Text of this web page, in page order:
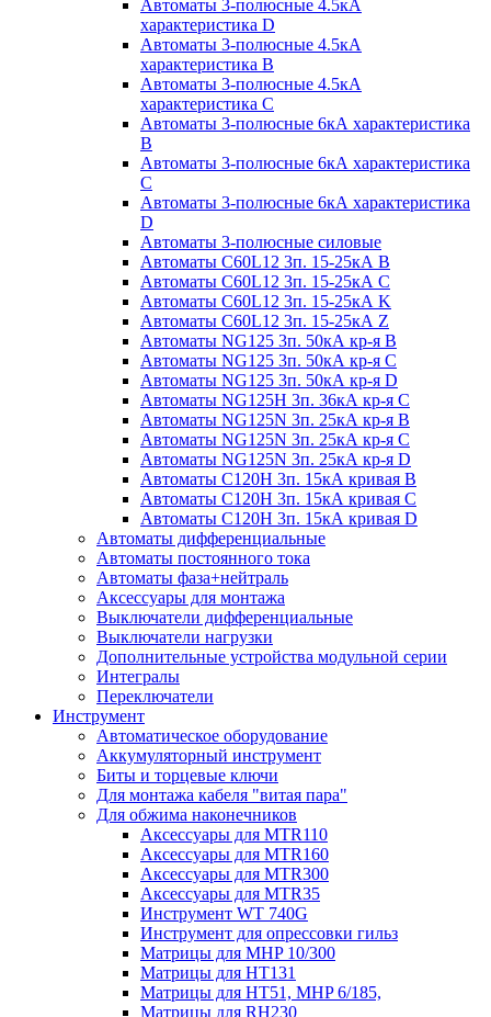
Автоматы 3-полюсные 4.5кА
характеристика D
Автоматы 3-полюсные 4.5кА
характеристика В
Автоматы 3-полюсные 4.5кА
характеристика С
Автоматы 3-полюсные 6кА характеристика
B
Автоматы 3-полюсные 6кА характеристика
C
Автоматы 3-полюсные 6кА характеристика
D
Автоматы 3-полюсные силовые
Автоматы C60L12 3п. 15-25кА B
Автоматы C60L12 3п. 15-25кА C
Автоматы C60L12 3п. 15-25кА K
Автоматы C60L12 3п. 15-25кА Z
Автоматы NG125 3п. 50кА кр-я B
Автоматы NG125 3п. 50кА кр-я C
Автоматы NG125 3п. 50кА кр-я D
Автоматы NG125H 3п. 36кА кр-я C
Автоматы NG125N 3п. 25кА кр-я B
Автоматы NG125N 3п. 25кА кр-я C
Автоматы NG125N 3п. 25кА кр-я D
Автоматы С120Н 3п. 15кА кривая B
Автоматы С120Н 3п. 15кА кривая C
Автоматы С120Н 3п. 15кА кривая D
Автоматы дифференциальные
Автоматы постоянного тока
Автоматы фаза+нейтраль
Аксессуары для монтажа
Выключатели дифференциальные
Выключатели нагрузки
Дополнительные устройства модульной серии
Интегралы
Переключатели
Инструмент
Автоматическое оборудование
Аккумуляторный инструмент
Биты и торцевые ключи
Для монтажа кабеля "витая пара"
Для обжима наконечников
Аксессуары для MTR110
Аксессуары для MTR160
Аксессуары для MTR300
Аксессуары для MTR35
Инструмент WT 740G
Инструмент для опрессовки гильз
Матрицы для MHP 10/300
Матрицы для НТ131
Матрицы для НТ51, MHP 6/185,
Матрицы для RH230